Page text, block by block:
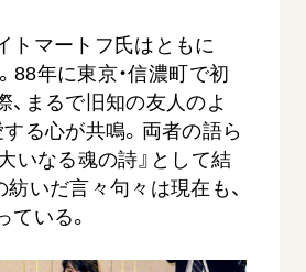
トマートフ氏はともに
88年に東京・信濃町で初
、まるで旧知の友人のよ
する心が共鳴。両者の語ら
いなる魂の詩』として結
いだ言々句々は現在も、
ている。